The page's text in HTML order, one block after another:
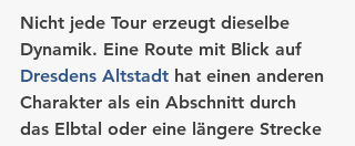
Nicht jede Tour erzeugt dieselbe
Dynamik. Eine Route mit Blick auf
Dresdens Altstadt hat einen anderen
Charakter als ein Abschnitt durch
das Elbtal oder eine längere Strecke